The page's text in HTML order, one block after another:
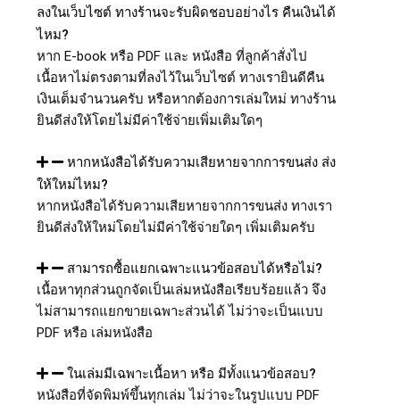
ลงในเว็บไซต์ ทางร้านจะรับผิดชอบอย่างไร คืนเงินได้
ไหม?
หาก E-book หรือ PDF และ หนังสือ ที่ลูกค้าสั่งไป
เนื้อหาไม่ตรงตามที่ลงไว้ในเว็บไซต์ ทางเรายินดีคืน
เงินเต็มจำนวนครับ หรือหากต้องการเล่มใหม่ ทางร้าน
ยินดีส่งให้โดยไม่มีค่าใช้จ่ายเพิ่มเติมใดๆ
หากหนังสือได้รับความเสียหายจากการขนส่ง ส่ง
ให้ใหม่ไหม?
หากหนังสือได้รับความเสียหายจากการขนส่ง ทางเรา
ยินดีส่งให้ใหม่โดยไม่มีค่าใช้จ่ายใดๆ เพิ่มเติมครับ
สามารถซื้อแยกเฉพาะแนวข้อสอบได้หรือไม่?
เนื้อหาทุกส่วนถูกจัดเป็นเล่มหนังสือเรียบร้อยแล้ว จึง
ไม่สามารถแยกขายเฉพาะส่วนได้ ไม่ว่าจะเป็นแบบ
PDF หรือ เล่มหนังสือ
ในเล่มมีเฉพาะเนื้อหา หรือ มีทั้งแนวข้อสอบ?
หนังสือที่จัดพิมพ์ขึ้นทุกเล่ม ไม่ว่าจะในรูปแบบ PDF